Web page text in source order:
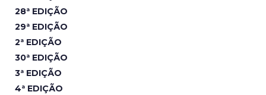
28ª EDIÇÃO
29ª EDIÇÃO
2ª EDIÇÃO
30ª EDIÇÃO
3ª EDIÇÃO
4ª EDIÇÃO